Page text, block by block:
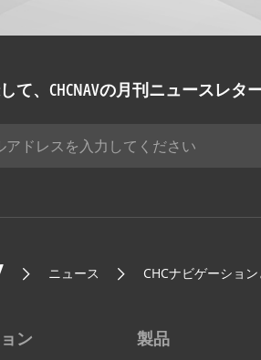
て、CHCNAVの月刊ニュースレタ
ニュース CHCナビゲーショ
ン 製品